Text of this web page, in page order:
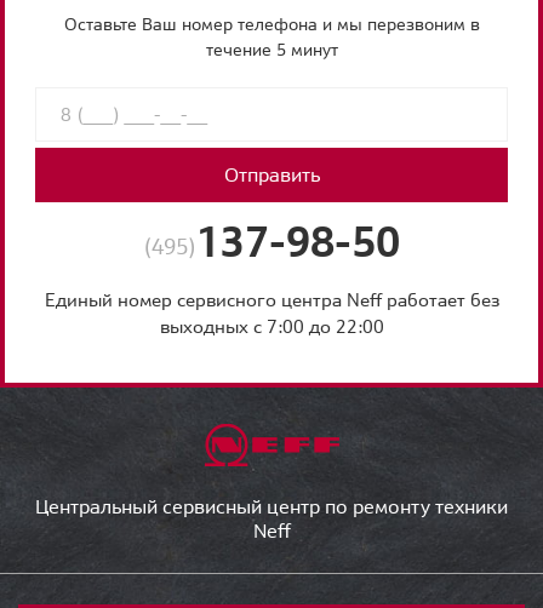
Оставьте Ваш номер телефона и мы перезвоним в
течение 5 минут
Отправить
(495) 137-98-50
Единый номер сервисного центра Neff работает без
выходных с 7:00 до 22:00
Центральный сервисный центр по ремонту техники
Neff